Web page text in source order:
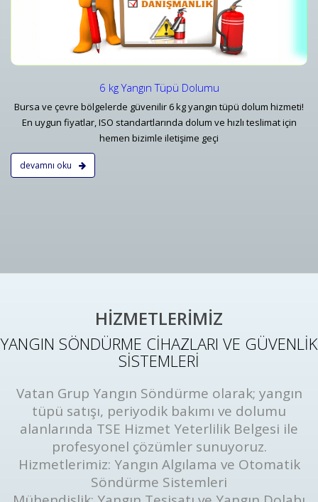
6 kg Yangın Tüpü Dolumu
Bursa ve çevre bölgelerde güvenilir 6 kg yangın tüpü dolum hizmeti!
En uygun fiyatlar, ISO standartlarında dolum ve hızlı teslimat için
hemen bizimle iletişime geçi
devamnı oku
Detaylar
HİZMETLERİMİZ
YANGIN SÖNDÜRME CİHAZLARI VE GÜVENLİK
SİSTEMLERİ
Vatan Grup Yangın Söndürme olarak; yangın
tüpü satışı, periyodik bakımı ve dolumu
alanlarında TSE Hizmet Yeterlilik Belgesi ile
profesyonel çözümler sunuyoruz.
Hizmetlerimiz: Yangın Algılama ve Otomatik
Söndürme Sistemleri